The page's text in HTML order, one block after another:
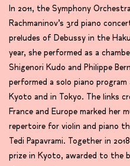
In 2011, the Symphony
Rachmaninov’s 3rd piano
preludes of Debussy in the
year, she performed as a
Shigenori Kudo and Philippe
performed a solo piano program
Kyoto and in Tokyo. The links
France and Europe marked her
repertoire for violin and piano
Tedi Papavrami. Together in
prize in Kyoto, awarded to the